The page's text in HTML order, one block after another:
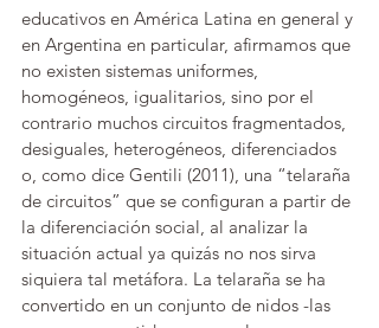
educativos en América Latina en general y
en Argentina en particular, afirmamos que
no existen sistemas uniformes,
homogéneos, igualitarios, sino por el
contrario muchos circuitos fragmentados,
desiguales, heterogéneos, diferenciados
o, como dice Gentili (2011), una “telaraña
de circuitos” que se configuran a partir de
la diferenciación social, al analizar la
situación actual ya quizás no nos sirva
siquiera tal metáfora. La telaraña se ha
convertido en un conjunto de nidos -las